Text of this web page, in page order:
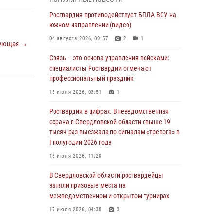
→
05 августа 2026, 05:44 10
Росгвардия противодействует БПЛА ВСУ на
04 августа 2026, 09:57 2 1
Росгвардия приняла участие в обеспечении
безопасности Дня города в Екатеринбурге
Росгвардия приняла участие в
межведомственном антитеррористическом
учении в Свердловской области
31 июля 2026, 12:27
Росгвардия обеспечивает безопасность
граждан на южном направлении
31 июля 2026, 06:56 1
Росгвардия противодействует БПЛА ВСУ на
южном направлении (видео)
04 августа 2026, 09:57 2 1
Связь – это основа управления войсками:
специалисты Росгвардии отмечают
профессиональный праздник
15 июля 2026, 03:51 1
Росгвардия в цифрах. Вневедомственная
охрана в Свердловской области свыше 19
тысяч раз выезжала по сигналам «тревога» в
I полугодии 2026 года
16 июля 2026, 11:29
В Свердловской области росгвардейцы
заняли призовые места на
межведомственном и открытом турнирах
17 июля 2026, 04:38 3